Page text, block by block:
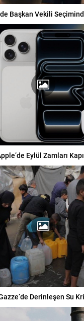
Başkan Vekili
Eylül Zamları
Derinleşen Su